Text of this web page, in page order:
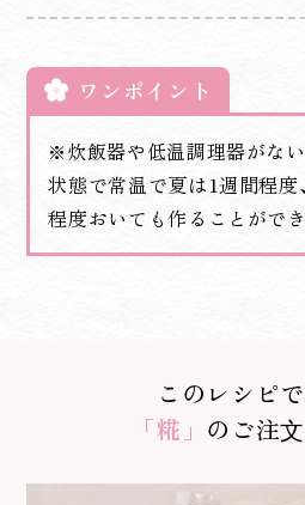
ワンポイント
※炊飯器や低温調理器がな
状態で常温で夏は1週間程
程度おいても作ることができ
このレシピ
「糀」 のご注